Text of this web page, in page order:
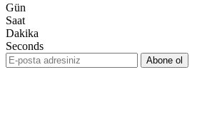
Gün
Saat
Dakika
Seconds